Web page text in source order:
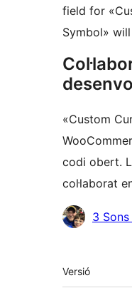
field for
Symbol»
«Custom
codi obert.
col·laborat
3
Meta
Versió